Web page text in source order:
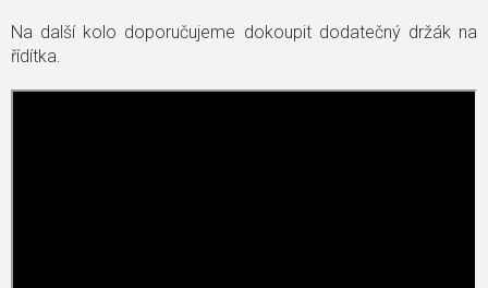
Na další kolo doporučujeme dokoupit dodatečný držák na
řídítka.